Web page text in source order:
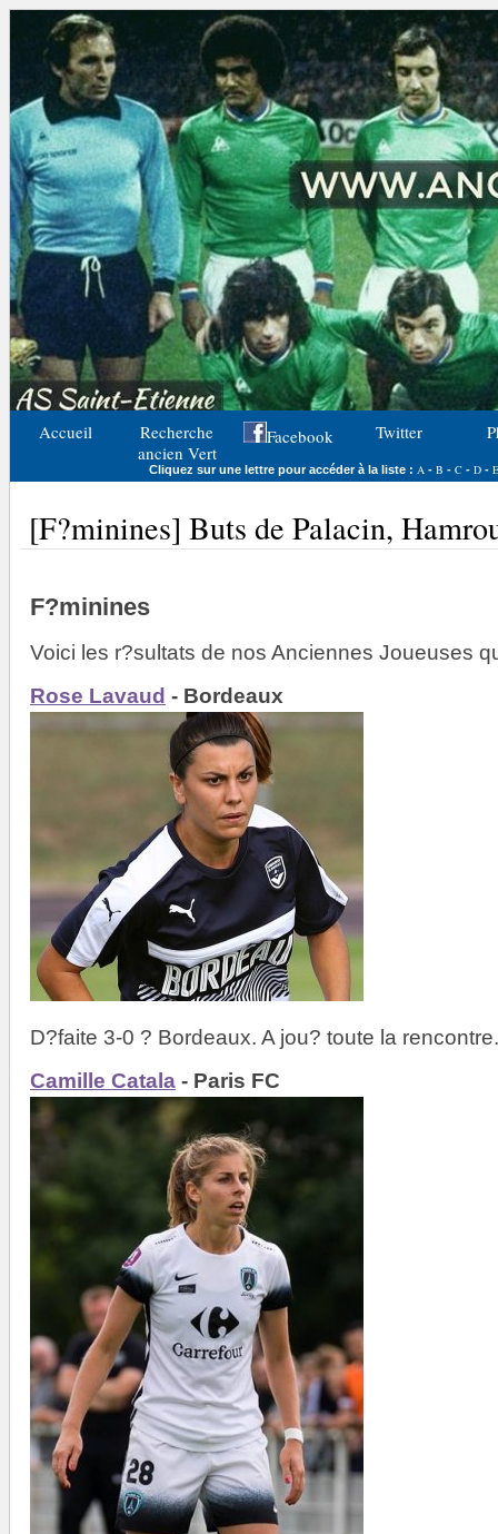
Accueil
Recherche
ancien Vert
Facebook Twitter
Cliquez sur une lettre pour accéder à la liste : A - B - C- D- E
[F?minines] Buts de Palacin,
F?minines
Voici les r?sultats de nos Anciennes Joueuses
Rose Lavaud - Bordeaux
D?faite 3-0 ? Bordeaux. A jou? toute la rencontre.
Camille Catala - Paris FC